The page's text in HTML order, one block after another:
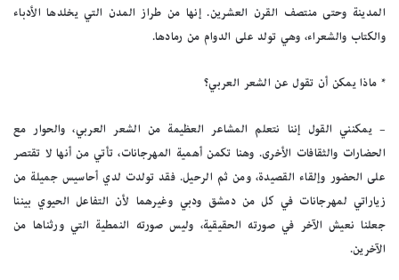
المدينة وحتى منتصف القرن العشرين. إنها من طراز المدن التي يخلدها الأدباء
والكتاب والشعراء، وهي تولد على الدوام من رمادها.
* ماذا يمكن أن تقول عن الشعر العربي؟
– يمكنني القول إننا نتعلم المشاعر العظيمة من الشعر العربي، والحوار مع
الحضارات والثقافات الأخرى. وهنا تكمن أهمية المهرجانات، تأتي من أنها لا تقتصر
على الحضور وإلقاء القصيدة، ومن ثم الرحيل. فقد تولدت لدي أحاسيس جميلة من
زياراتي لمهرجانات في كل من دمشق ودبي وغيرهما لأن التفاعل الحيوي بيننا
جعلنا نعيش الآخر في صورته الحقيقية، وليس صورته النمطية التي ورثناها من
الآخرين.